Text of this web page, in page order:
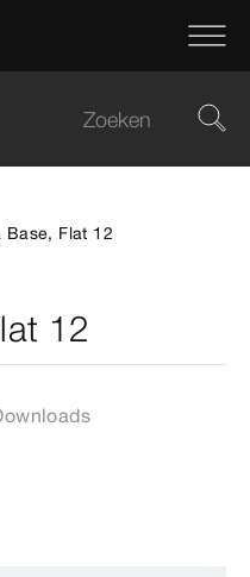
Base, Flat 12
12